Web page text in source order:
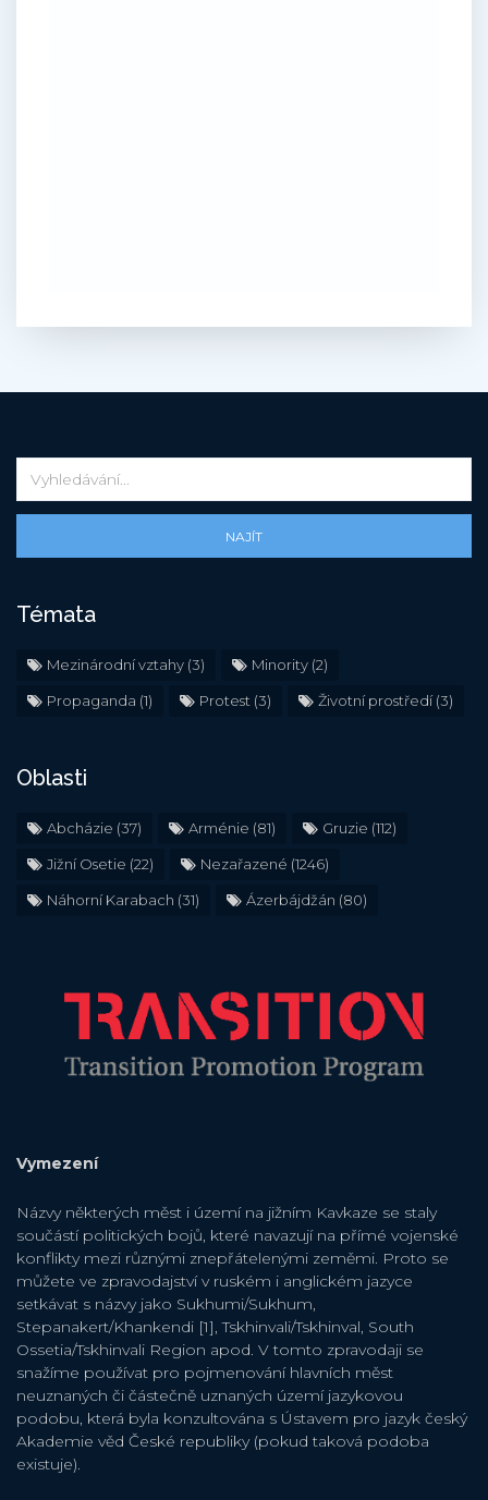
NAJÍT
Témata
Mezinárodní vztahy (3) Minority (2)
Propaganda (1) Protest (3) Životní prostředí(3)
Oblasti
Abcházie (37) Arménie (81) Gruzie (112)
Jižní Osetie (22) Nezařazené (1246)
Náhorní Karabach (31) Ázerbájdžán (80)
Vymezení
Názvy některých měst i území na jižním Kavkaze se staly
součástí politických bojů, které navazují na přímé vojenské
konflikty mezi různými znepřátelenými zeměmi. Proto se
můžete ve zpravodajství v ruském i anglickém jazyce
setkávat s názvy jako Sukhumi/Sukhum,
Stepanakert/Khankendi [1], Tskhinvali/Tskhinval, South
Ossetia/Tskhinvali Region apod. V tomto zpravodaji se
snažíme používat pro pojmenování hlavních měst
neuznaných či částečně uznaných území jazykovou
podobu, která byla konzultována s Ústavem pro jazyk český
Akademie věd České republiky (pokud taková podoba
existuje).